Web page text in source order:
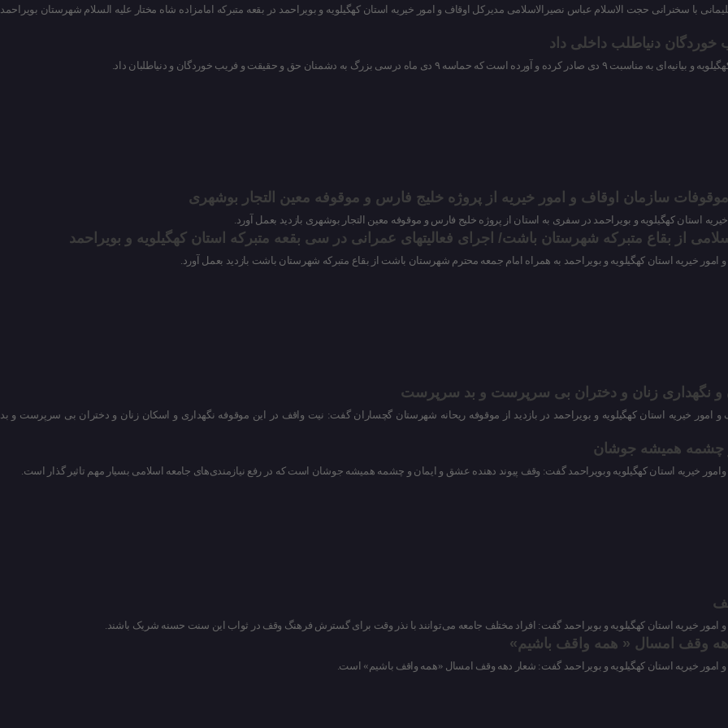
با سخنرانی حجت الاسلام عباس نصیرالاسلامی مدیرکل اوقاف و امور خیریه استان کهگیلویه و بویراحمد در بقعه متبرکه امامزاده شاه مختار علیه السلام شهرستان بویراحمد
درسی بزرگ به دشمنان حق و حقیقت و فریب خوردگان و دنیاطلبان داد.
موقوفات سازمان اوقاف و امور خیریه از پروژه خلیج فارس و موقوفه معین التجار بوشهری
استان کهگیلویه و بویراحمد در سفری به استان از پروژه خلیج فارس و موقوفه معین التجار بوشهری بازدید بعمل آورد.
از بقاع متبرکه شهرستان باشت/ اجرای فعالیتهای عمرانی در سی بقعه متبرکه استان کهگیلویه و بویراحمد
خیریه استان کهگیلویه و بویراحمد به همراه امام جمعه محترم شهرستان باشت از بقاع متبرکه شهرستان باشت بازدید بعمل آورد.
و نگهداری زنان و دختران بی سرپرست و بد سرپرست
امور خیریه استان کهگیلویه و بویراحمد در بازدید از موقوفه ریحانه شهرستان گچساران گفت: نیت واقف در این موقوفه نگهداری و اسکان زنان و دختران بی سرپرست و بد
چشمه همیشه جوشان
خیریه استان کهگیلویه وبویراحمد گفت: وقف پیوند دهنده عشق و ایمان و چشمه همیشه جوشان است که در رفع نیازمندی‌های جامعه اسلامی بسیار مهم تاثیر گذار است.
امور خیریه استان کهگیلویه و بویراحمد گفت: افراد مختلف جامعه می‌توانند با نذر وقت برای گسترش فرهنگ وقف در ثواب این سنت حسنه شریک باشند.
وقف امسال « همه واقف باشیم»
امور خیریه استان کهگیلویه و بویراحمد گفت: شعار دهه وقف امسال «همه واقف باشیم» است.